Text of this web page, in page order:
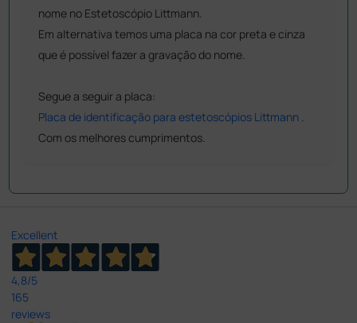
nome no Estetoscópio Littmann.
Em alternativa temos uma placa na cor preta e cinza
que é possível fazer a gravação do nome.
Segue a seguir a placa:
Placa de identificação para estetoscópios Littmann .
Com os melhores cumprimentos.
Excellent
4,8/5
165
reviews